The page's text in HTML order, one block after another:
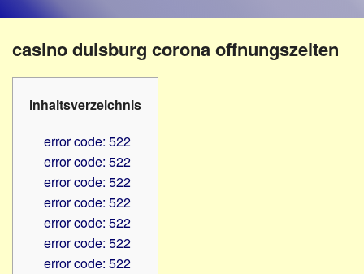
–
Beruf
Hilfsmittel
-
PC
Hörbüchereien
Reha-
Lehrer
Verbände
casino duisburg corona offnungszeiten
inhaltsverzeichnis
error code: 522
error code: 522
error code: 522
error code: 522
error code: 522
error code: 522
error code: 522